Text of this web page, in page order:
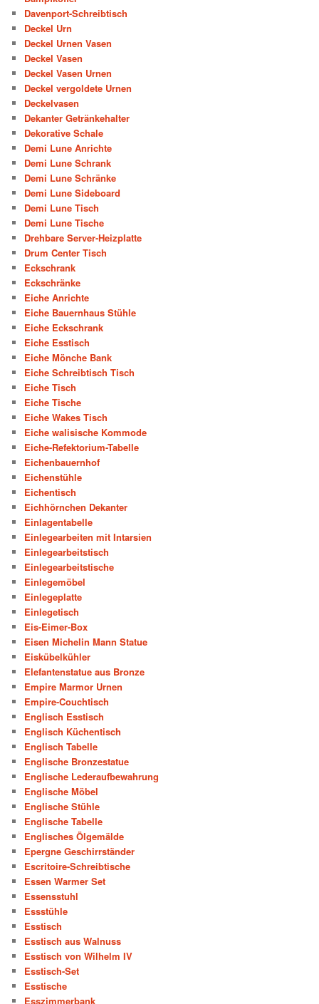
Davenport-Schreibtisch
Deckel Urn
Deckel Urnen Vasen
Deckel Vasen
Deckel Vasen Urnen
Deckel vergoldete Urnen
Deckelvasen
Dekanter Getränkehalter
Dekorative Schale
Demi Lune Anrichte
Demi Lune Schrank
Demi Lune Schränke
Demi Lune Sideboard
Demi Lune Tisch
Demi Lune Tische
Drehbare Server-Heizplatte
Drum Center Tisch
Eckschrank
Eckschränke
Eiche Anrichte
Eiche Bauernhaus Stühle
Eiche Eckschrank
Eiche Esstisch
Eiche Mönche Bank
Eiche Schreibtisch Tisch
Eiche Tisch
Eiche Tische
Eiche Wakes Tisch
Eiche walisische Kommode
Eiche-Refektorium-Tabelle
Eichenbauernhof
Eichenstühle
Eichentisch
Eichhörnchen Dekanter
Einlagentabelle
Einlegearbeiten mit Intarsien
Einlegearbeitstisch
Einlegearbeitstische
Einlegemöbel
Einlegeplatte
Einlegetisch
Eis-Eimer-Box
Eisen Michelin Mann Statue
Eiskübelkühler
Elefantenstatue aus Bronze
Empire Marmor Urnen
Empire-Couchtisch
Englisch Esstisch
Englisch Küchentisch
Englisch Tabelle
Englische Bronzestatue
Englische Lederaufbewahrung
Englische Möbel
Englische Stühle
Englische Tabelle
Englisches Ölgemälde
Epergne Geschirrständer
Escritoire-Schreibtische
Essen Warmer Set
Essensstuhl
Essstühle
Esstisch
Esstisch aus Walnuss
Esstisch von Wilhelm IV
Esstisch-Set
Esstische
Esszimmerbank